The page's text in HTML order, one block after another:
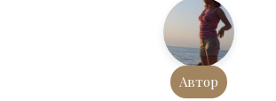
Автор